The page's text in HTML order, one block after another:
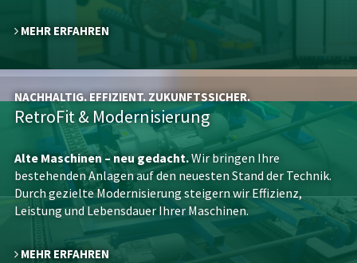
MEHR ERFAHREN
NACHHALTIG. EFFIZIENT. ZUKUNFTSSICHER.
RetroFit & Modernisierung
Alte Maschinen – neu gedacht.Wir bringen Ihre
bestehenden Anlagen auf den neuesten Stand der Technik.
Durch gezielte Modernisierung steigern wir Effizienz,
Leistung und Lebensdauer Ihrer Maschinen.
MEHR ERFAHREN